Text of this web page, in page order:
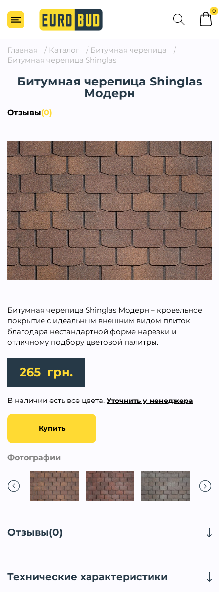
0
Главная / Каталог / Битумная черепица
/
Битумная черепица Shinglas
Битумная черепица Shinglas
Модерн
Отзывы(0)
Битумная черепица Shinglas Модерн – кровельное
покрытие с идеальным внешним видом плиток
благодаря нестандартной форме нарезки и
отличному подбору цветовой палитры.
265 грн.
В наличии есть все цвета. Уточнить у менеджера
Купить
Фотографии
Отзывы(0)
Технические характеристики